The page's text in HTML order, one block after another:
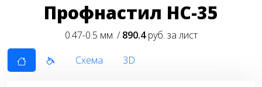
Профнастил НС-35
0.47-0.5 мм. /890.4руб. за лист
Схема
3D